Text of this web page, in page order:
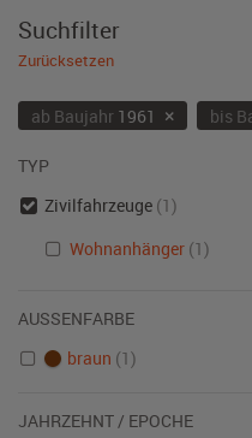
Suchfilter
Zurücksetzen
ab Baujahr1961 × bis
TYP
Zivilfahrzeuge (1)
Wohnanhänger (1)
AUSSENFARBE
braun (1)
JAHRZEHNT / EPOCHE